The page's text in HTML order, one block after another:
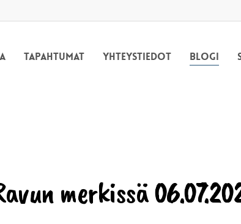
Tapahtumat Yhteystiedot Blogi
merkissä